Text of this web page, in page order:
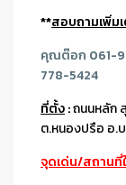
**สอบถามเพิ่ม
คุณต๊อก 061-
778-5424
ที่ตั้ง:ถนนหลัก
ต.หนองปรือ อ.
จุดเด่น/สถานที่